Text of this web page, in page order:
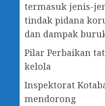
termasuk jenis-
tindak pidana
dan dampak
Pilar Perbaikan
kelola
Inspektorat
mendorong